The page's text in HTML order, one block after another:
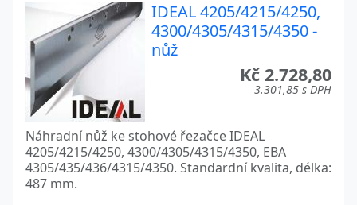
IDEAL 4205/4215/4250,
4300/4305/4315/4350 -
nůž
Kč 2.728,80
3.301,85 s DPH
Náhradní nůž ke stohové řezačce IDEAL
4205/4215/4250, 4300/4305/4315/4350, EBA
4305/435/436/4315/4350. Standardní kvalita, délka:
487 mm.